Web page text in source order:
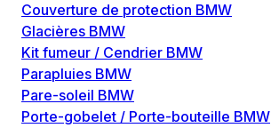
Couverture de protection BMW
Glacières BMW
Kit fumeur / Cendrier BMW
Parapluies BMW
Pare-soleil BMW
Porte-gobelet / Porte-bouteille BMW